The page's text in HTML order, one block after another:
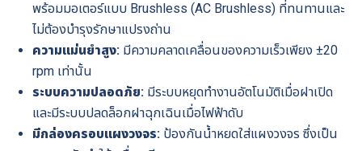
พร้อมมอเตอร์แบบ Brushless (AC Brushless) ที่ทนทานและ
ไม่ต้องบำรุงรักษาแปรงถ่าน
ความแม่นยำสูง: มีความคลาดเคลื่อนของความเร็วเพียง ±20
rpm เท่านั้น
ระบบความปลอดภัย: มีระบบหยุดทำงานอัตโนมัติเมื่อฝาเปิด
และมีระบบปลดล็อกฝาฉุกเฉินเมื่อไฟฟ้าดับ
มีกล่องครอบแผงวงจร: ป้องกันน้ำหยดใส่แผงวงจร ซึ่งเป็น